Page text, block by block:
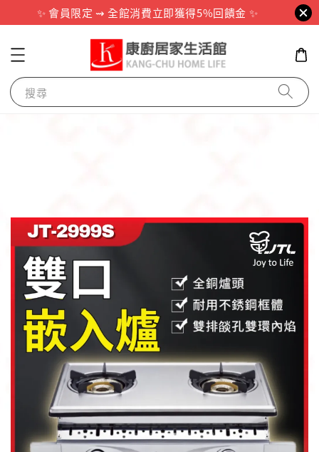
✨ 會員限定 ⇝ 全館消費立即獲得5%回饋金 ✨
搜尋